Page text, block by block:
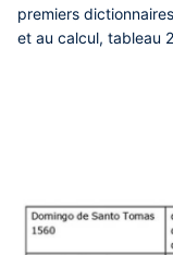
premiers
et au calcul, tableau